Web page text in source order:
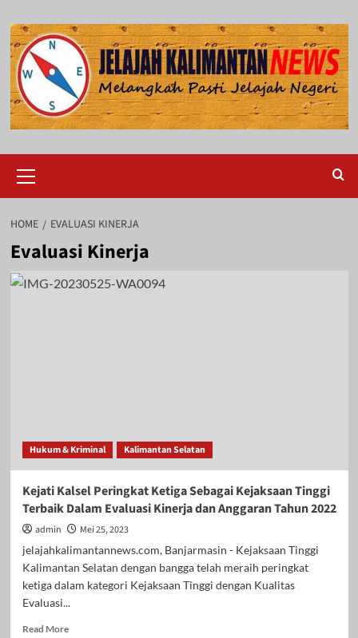
to
content
Menu
HOME EVALUASI KINERJA
Evaluasi Kinerja
Hukum & Kriminal Kalimantan Selatan
Kejati Kalsel Peringkat Ketiga Sebagai Kejaksaan Tinggi
Terbaik Dalam Evaluasi Kinerja dan Anggaran Tahun 2022
admin
Mei 25, 2023
jelajahkalimantannews.com, Banjarmasin - Kejaksaan Tinggi
Kalimantan Selatan dengan bangga telah meraih peringkat
ketiga dalam kategori Kejaksaan Tinggi dengan Kualitas
Evaluasi...
Read MoreRead